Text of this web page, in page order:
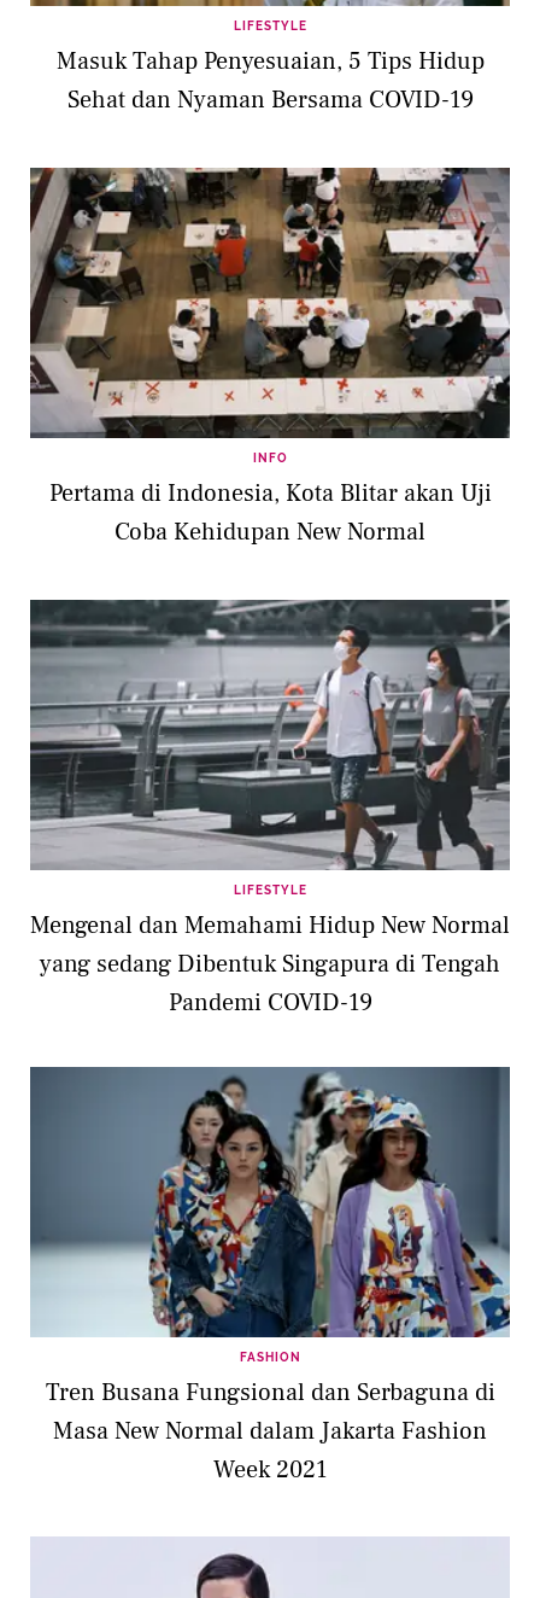
LIFESTYLE
Masuk Tahap Penyesuaian, 5 Tips Hidup
Sehat dan Nyaman Bersama COVID-19
INFO
Pertama di Indonesia, Kota Blitar akan Uji
Coba Kehidupan New Normal
LIFESTYLE
Mengenal dan Memahami Hidup New Normal
yang sedang Dibentuk Singapura di Tengah
Pandemi COVID-19
FASHION
Tren Busana Fungsional dan Serbaguna di
Masa New Normal dalam Jakarta Fashion
Week 2021